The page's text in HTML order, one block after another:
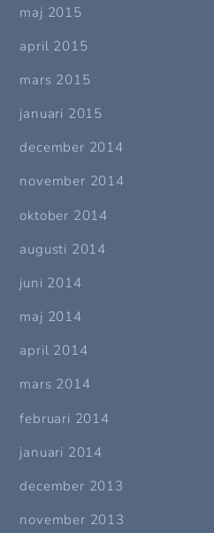
maj 2015
april 2015
mars 2015
januari 2015
december 2014
november 2014
oktober 2014
augusti 2014
juni 2014
maj 2014
april 2014
mars 2014
februari 2014
januari 2014
december 2013
november 2013